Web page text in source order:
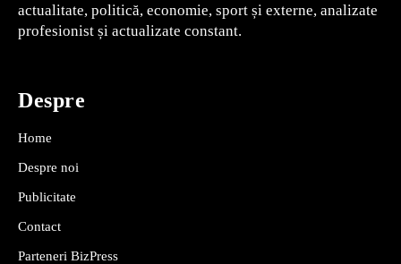
actualitate, politică, economie, sport și externe, analizate
profesionist și actualizate constant.
Despre
Home
Despre noi
Publicitate
Contact
Parteneri BizPress